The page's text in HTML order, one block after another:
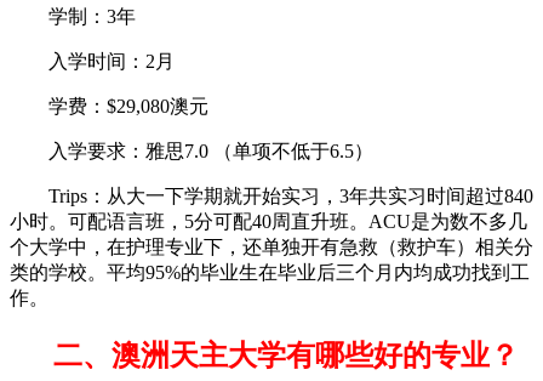
学制：3年
入学时间：2月
学费：$29,080澳元
入学要求：雅思7.0 （单项不低于6.5）
Trips：从大一下学期就开始实习，3年共实习时间超过840
小时。可配语言班，5分可配40周直升班。ACU是为数不多几
个大学中，在护理专业下，还单独开有急救（救护车）相关分
类的学校。平均95%的毕业生在毕业后三个月内均成功找到工
作。
二、澳洲天主大学有哪些好的专业？